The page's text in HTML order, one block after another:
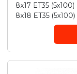
8x17 ET35 (5x100)
8x18 ET35 (5x100)